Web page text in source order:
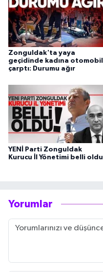
Zonguldak'ta yaya
geçidinde kadına otomobil
çarptı: Durumu ağır
YENİ Parti Zonguldak
Kurucu İl Yönetimi belli oldu
Yorumlar